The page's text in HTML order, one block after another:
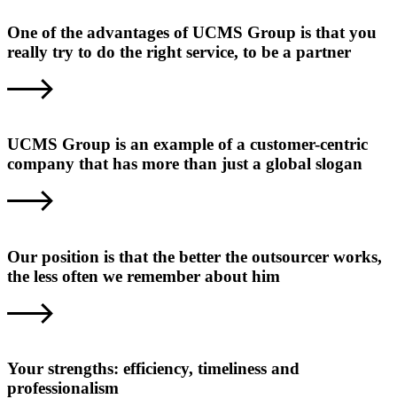
One of the advantages of UCMS Group is that you
really try to do the right service, to be a partner
UCMS Group is an example of a customer-centric
company that has more than just a global slogan
Our position is that the better the outsourcer works,
the less often we remember about him
Your strengths: efficiency, timeliness and
professionalism